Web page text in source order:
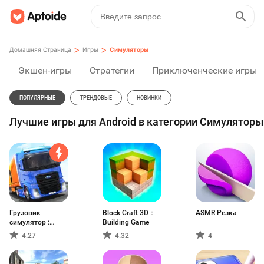
Домашняя Страница > Игры > Симуляторы
Экшен-игры Стратегии Приключенческие игры
ПОПУЛЯРНЫЕ ТРЕНДОВЫЕ НОВИНКИ
Лучшие игры для Android в категории Симуляторы
Грузовик
симулятор :
Европа
4.27
Block Craft 3D：
Building Game
4.32
ASMR Резка
4